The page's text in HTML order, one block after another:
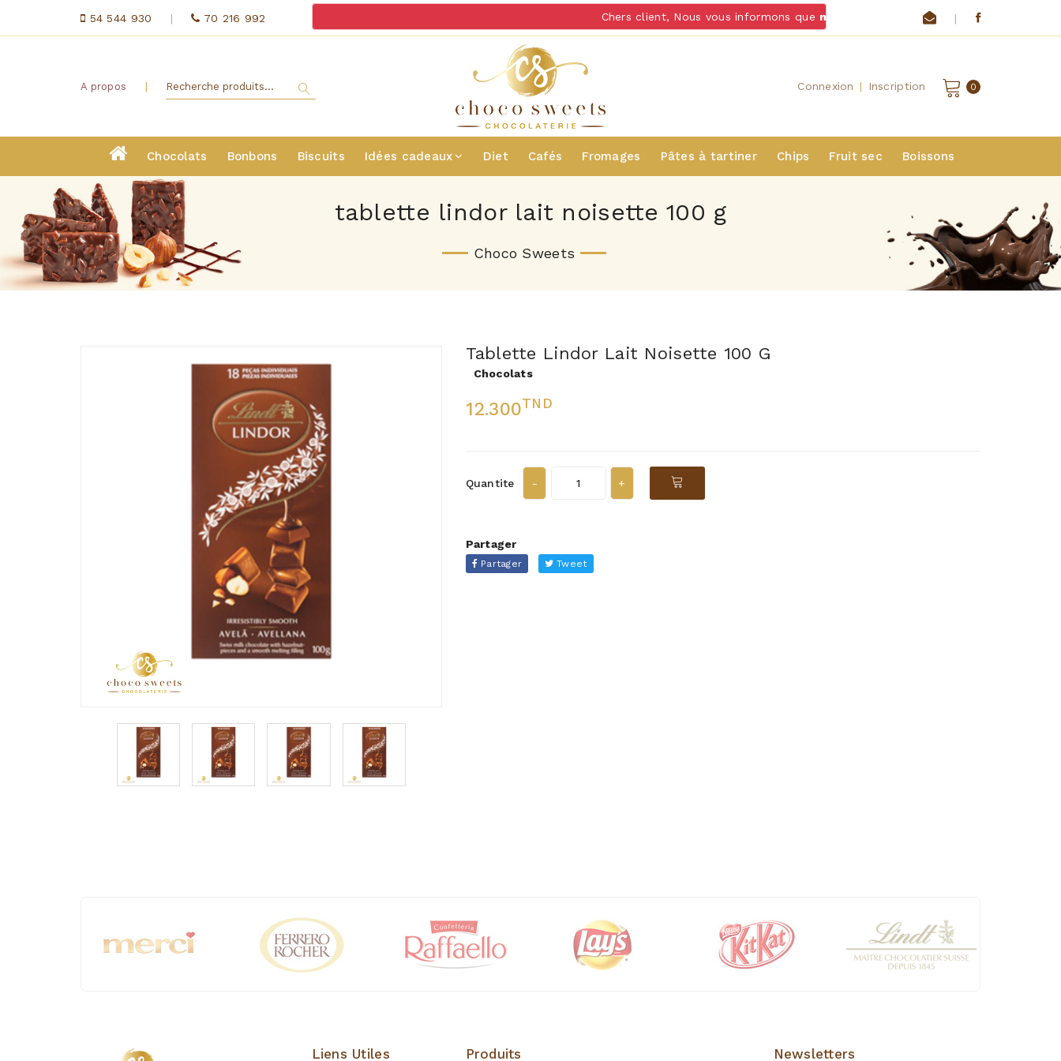
54 544 930 | 70 216 992 Chers client, Nous vous informons quenous ne livrons pas de chocolats et
|
A propos | Connexion | Inscription 0
Chocolats Bonbons Biscuits Idées cadeaux Diet Cafés Fromages Pâtes à tartiner Chips Fruit sec Boissons
tablette lindor lait noisette 100 g
Choco Sweets
Tablette Lindor Lait Noisette 100 G
Chocolats
12.300TND
Quantite
Partager
Partager Tweet
Liens Utiles Produits Newsletters